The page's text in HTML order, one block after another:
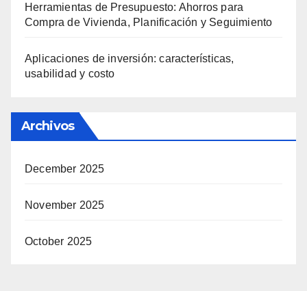
Herramientas de Presupuesto: Ahorros para
Compra de Vivienda, Planificación y Seguimiento
Aplicaciones de inversión: características,
usabilidad y costo
Archivos
December 2025
November 2025
October 2025